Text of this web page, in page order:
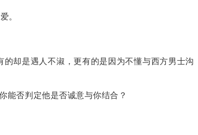
。
却是遇人不淑，更有的是因为不懂与西方男士沟
能否判定他是否诚意与你结合？